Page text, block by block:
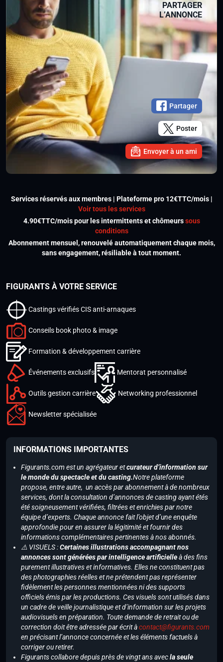
PARTAGER
L’ANNONCE
Partager
Poster
Envoyer à un ami
Services réservés aux membres | Plateforme pro 12€TTC/mois |
Voir tous les services
4.90€TTC/mois pour les intermittents et chômeurssous
conditions
Abonnement mensuel, renouvelé automatiquement chaque mois,
sans engagement, résiliable à tout moment.
FIGURANTS À VOTRE SERVICE
Castings vérifiés CIS anti-arnaques
Conseils book photo & image
Formation & développement carrière
Événements exclusifs Mentorat personnalisé
Outils gestion carrière Networking professionnel
Newsletter spécialisée
INFORMATIONS IMPORTANTES
Figurants.com est un agrégateur etcurateur d’information sur
le monde du spectacle et du casting.Notre plateforme
propose, entre autre, un accès par abonnement à de nombreux
services, dont la consultation d’annonces de casting ayant étés
été soigneusement vérifiées, filtrées et enrichies par notre
équipe d’experts. Chaque annonce fait l’objet d’une enquête
approfondie pour en assurer la légitimité et fournir des
informations complémentaires pertinentes à nos abonnés.
⚠️ VISUELS :Certaines illustrations accompagnant nos
annonces sont générées par intelligence artificielleà des fins
purement illustratives et informatives. Elles ne constituent pas
des photographies réelles et ne prétendent pas représenter
fidèlement les personnes mentionnées ni des supports
officiels émis par les productions. Ces visuels sont utilisés dans
un cadre de veille journalistique et d’information sur les projets
audiovisuels en préparation. Toute demande de retrait ou de
correction doit être adressée par écrit àcontact@figurants.com
en précisant l’annonce concernée et les éléments factuels à
corriger ou retirer.
Figurants collabore depuis près de vingt ans avecla seule